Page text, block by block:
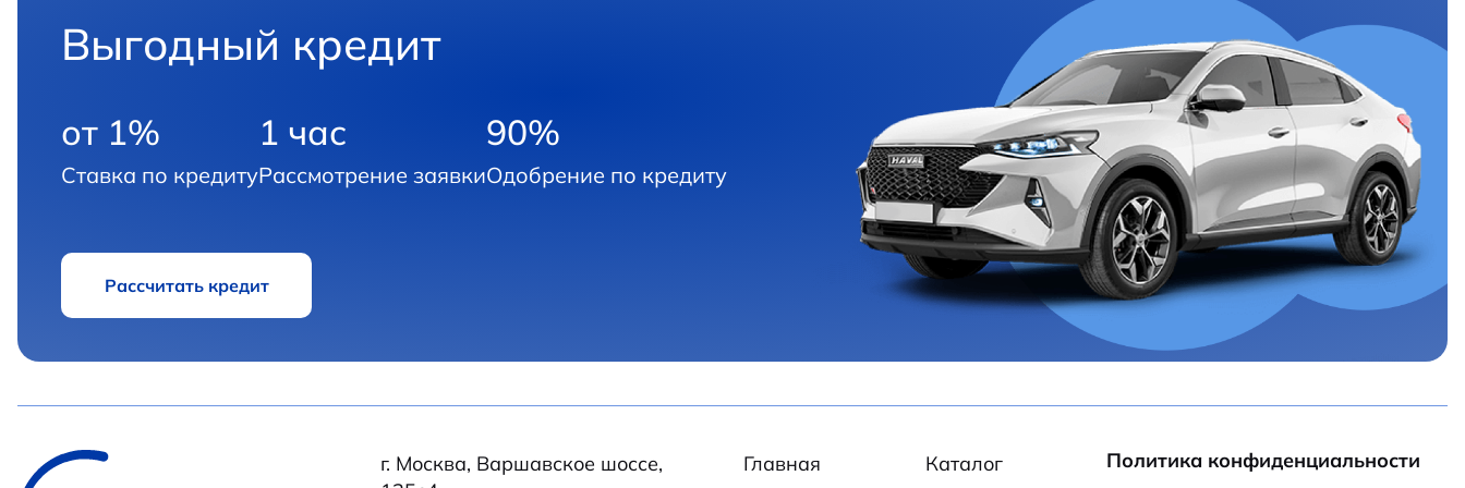
Выгодный кредит
от 1%
Ставка по кредиту
1 час
Рассмотрение заявки
90%
Одобрение по кредиту
Рассчитать кредит
г. Москва, Варшавское шоссе,
Главная Каталог Политика конфиденциальности